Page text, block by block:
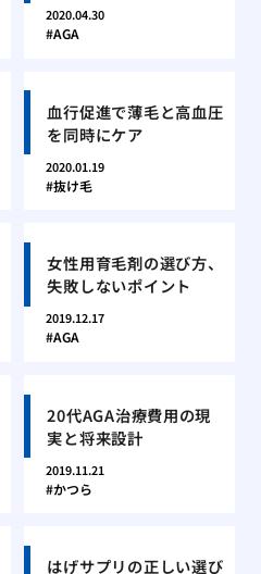
2020.04.30
AGA
血行促進で薄毛と高血圧
を同時にケア
2020.01.19
抜け毛
女性用育毛剤の選び方、
失敗しないポイント
2019.12.17
AGA
20代AGA治療費用の現
実と将来設計
2019.11.21
かつら
はげサプリの正しい選び